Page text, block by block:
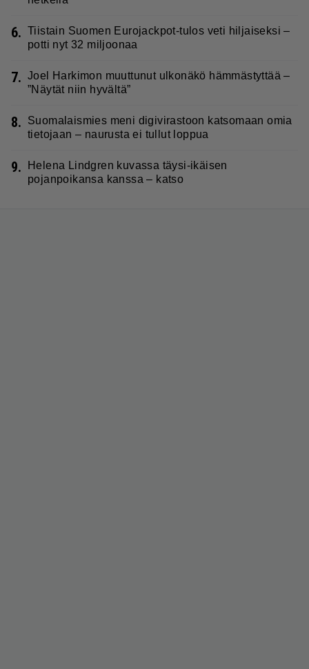
6. Tiistain Suomen Eurojackpot-tulos veti hiljaiseksi –
potti nyt 32 miljoonaa
7. Joel Harkimon muuttunut ulkonäkö hämmästyttää –
”Näytät niin hyvältä”
8.
Suomalaismies meni digivirastoon katsomaan omia
tietojaan – naurusta ei tullut loppua
9.
Helena Lindgren kuvassa täysi-ikäisen
pojanpoikansa kanssa – katso